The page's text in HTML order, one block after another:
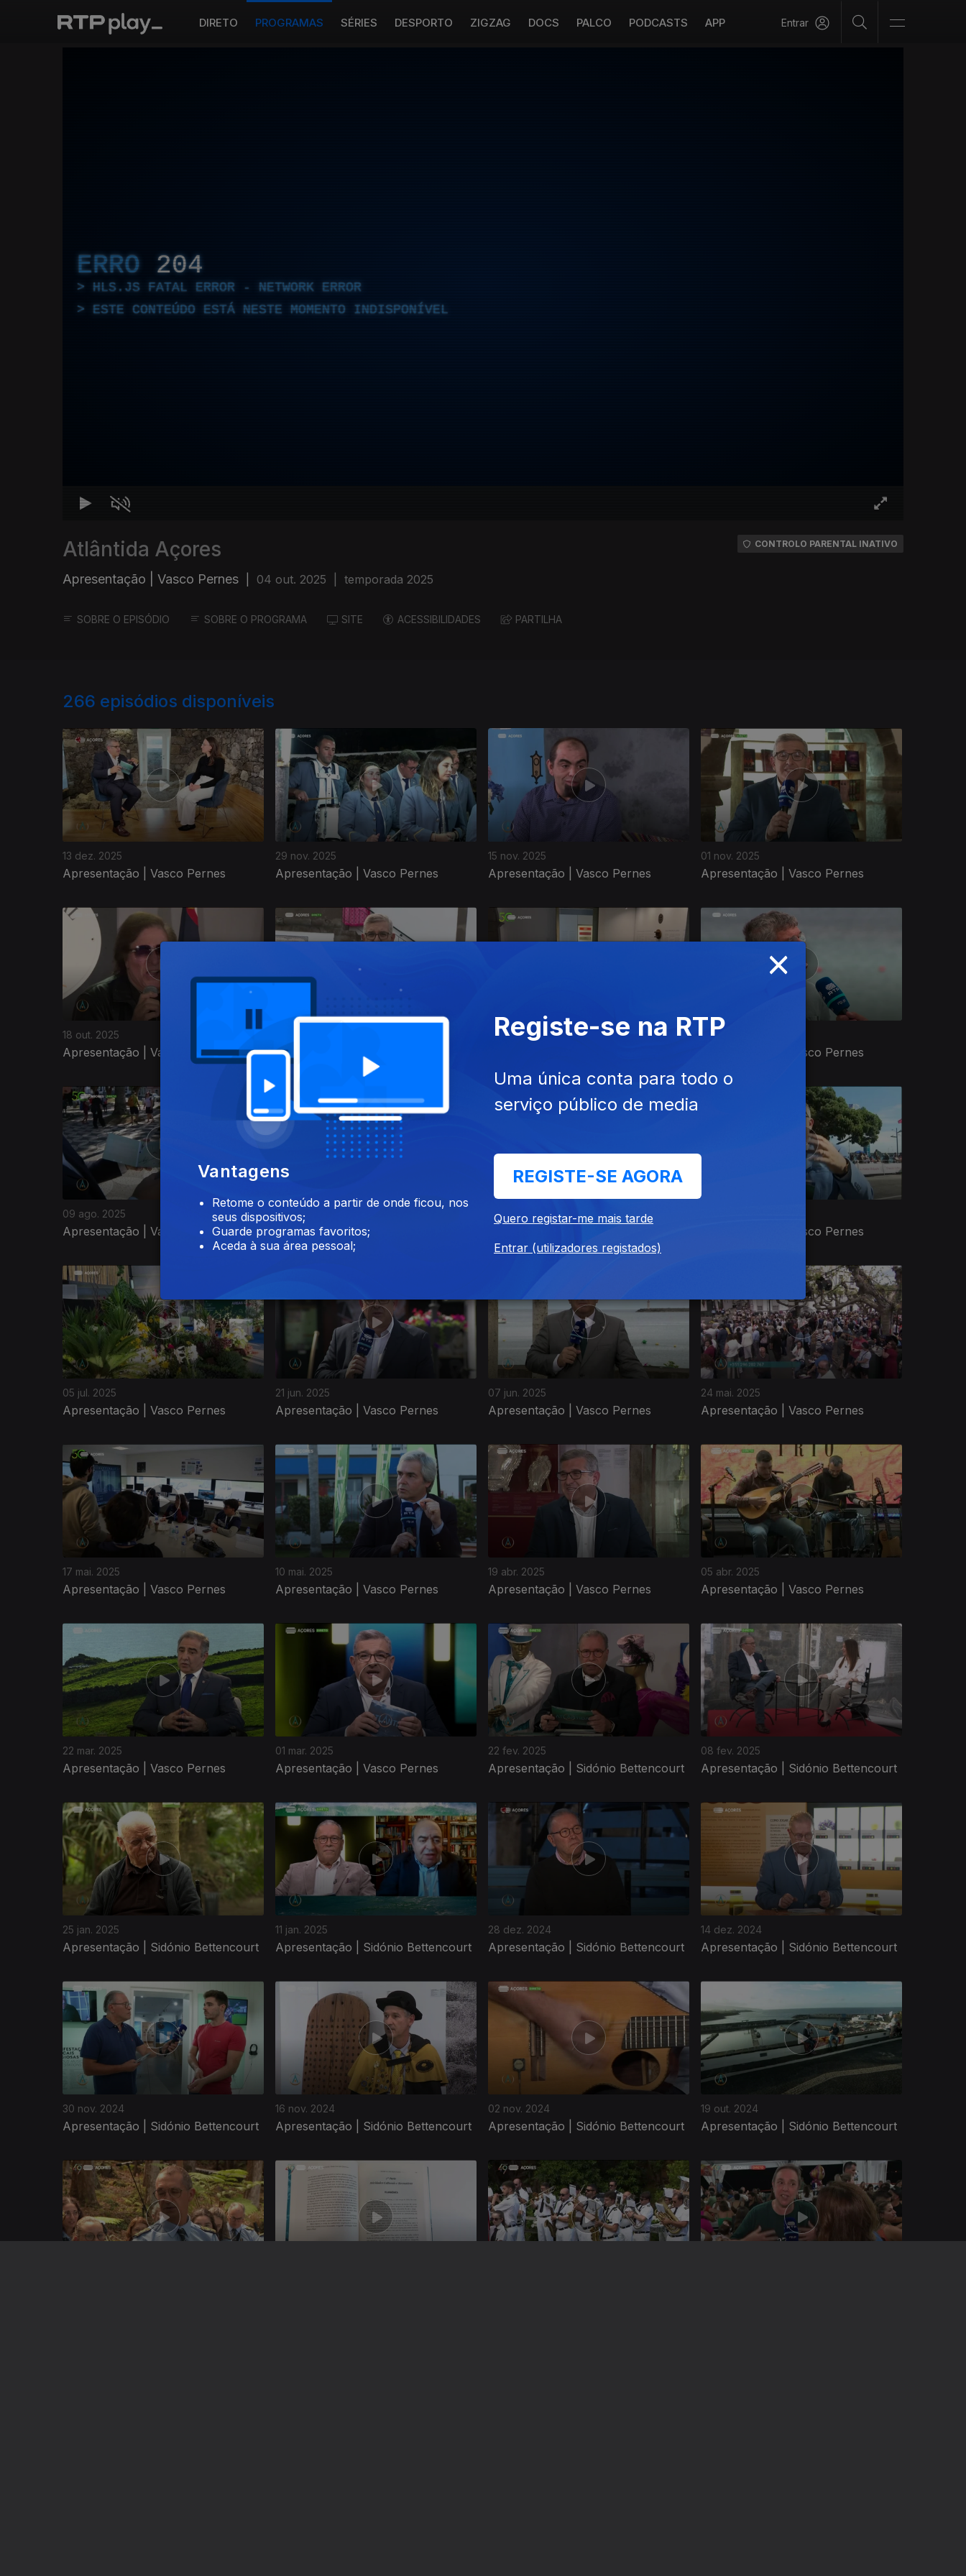
DIRETO PROGRAMAS SÉRIES DESPORTO ZIGZAG DOCS PALCO PODCASTS APP Entrar
ERRO 204
HLS.JS FATAL ERROR - NETWORK ERROR
ESTE CONTEÚDO ESTÁ NESTE MOMENTO INDISPONÍVEL
Atlântida Açores
Apresentação | Vasco Pernes 04 out. 2025 temporada 2025
CONTROLO PARENTAL INATIVO
SOBRE O EPISÓDIO SOBRE O PROGRAMA SITE ACESSIBILIDADES PARTILHA
266 episódios disponíveis
13 dez. 2025
Apresentação | Vasco Pernes
29 nov. 2025
Apresentação | Vasco Pernes
15 nov. 2025
Apresentação | Vasco Pernes
01 nov. 2025
Apresentação | Vasco Pernes
18 out. 2025
Apresentação | Vasco Pernes Apresentação | Vasco Pernes
13 set. 2025 30 ago. 2025
Apresentação | Vasco Pernes
09 ago. 2025
Apresentação | Vasco Pernes
02 ago. 2025
Apresentação | Vasco Pernes
26 jul. 2025
Apresentação | Vasco Pernes
863848
05 jul. 2025
Apresentação | Vasco Pernes
21 jun. 2025
Apresentação | Vasco Pernes
07 jun. 2025
Apresentação | Vasco Pernes
24 mai. 2025
Apresentação | Vasco Pernes
17 mai. 2025
Apresentação | Vasco Pernes
10 mai. 2025
Apresentação | Vasco Pernes
19 abr. 2025
Apresentação | Vasco Pernes
05 abr. 2025
Apresentação | Vasco Pernes
22 mar. 2025
Apresentação | Vasco Pernes
01 mar. 2025
Apresentação | Vasco Pernes
22 fev. 2025
Apresentação | Sidónio Bettencourt
08 fev. 2025
Apresentação | Sidónio Bettencourt
828868
25 jan. 2025
Apresentação | Sidónio Bettencourt
11 jan. 2025
Apresentação | Sidónio Bettencourt
28 dez. 2024
Apresentação | Sidónio Bettencourt
14 dez. 2024
Apresentação | Sidónio Bettencourt
30 nov. 2024
Apresentação | Sidónio Bettencourt
16 nov. 2024
Apresentação | Sidónio Bettencourt
02 nov. 2024
Apresentação | Sidónio Bettencourt
19 out. 2024
Apresentação | Sidónio Bettencourt
788256
×
Vantagens
Retome o conteúdo a partir de onde ficou, nos
seus dispositivos;
Guarde programas favoritos;
Aceda à sua área pessoal;
Registe-se na RTP
Uma única conta para todo o
serviço público de media
REGISTE-SE AGORA
Quero registar-me mais tarde
Entrar (utilizadores registados)